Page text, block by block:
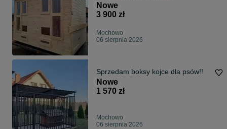
Nowe
3 900 zł
Mochowo
06 sierpnia 2026
Sprzedam boksy kojce dla psów!!
Nowe
1 570 zł
Mochowo
06 sierpnia 2026